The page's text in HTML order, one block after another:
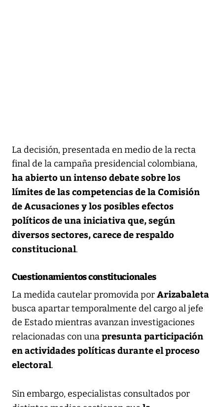
La decisión, presentada en medio de la recta
final de la campaña presidencial colombiana,
ha abierto un intenso debate sobre los
límites de las competencias de la Comisión
de Acusaciones y los posibles efectos
políticos de una iniciativa que, según
diversos sectores, carece de respaldo
constitucional.
Cuestionamientos constitucionales
La medida cautelar promovida porArizabaleta
busca apartar temporalmente del cargo al jefe
de Estado mientras avanzan investigaciones
relacionadas con unapresunta participación
en actividades políticas durante el proceso
electoral.
Sin embargo, especialistas consultados por